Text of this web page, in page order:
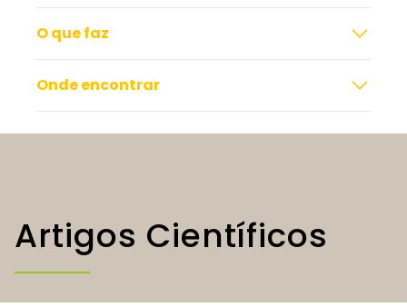
O que faz
Onde encontrar
Artigos Científicos